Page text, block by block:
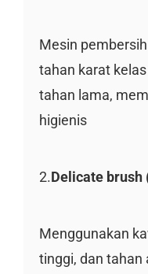
Mesin
tahan karat
tahan lama,
higienis
2.Delicate brush
Menggunakan
tinggi, dan tahan